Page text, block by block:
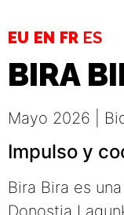
EU EN FR ES
BIRA
Mayo 2026 |
Impulso y
Bira Bira es